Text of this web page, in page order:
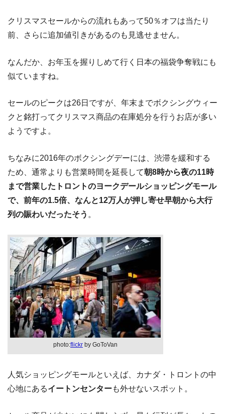
クリスマスセールからの流れもあって50％オフは当たり
前、さらに追加値引きがあるのも見逃せません。
なんだか、お年玉を握りしめて行く日本の福袋争奪戦にも
似ていますね。
セールのピークは26日ですが、年末までボクシングウィー
クと銘打ってクリスマス商品の在庫処分を行うお店が多い
ようですよ。
ちなみに2016年のボクシングデーには、渋滞を緩和する
ため、通常よりも営業時間を延長して朝8時から夜の11時
まで営業したトロントのヨークデールショッピングモール
で、前年の1.5倍、なんと12万人が押し寄せ早朝から大行
列の賑わいだったそう 。
photo:flickr by GoToVan
人気ショッピングモールといえば、カナダ・トロントの中
心地にあるイートンセンターも外せないスポット。